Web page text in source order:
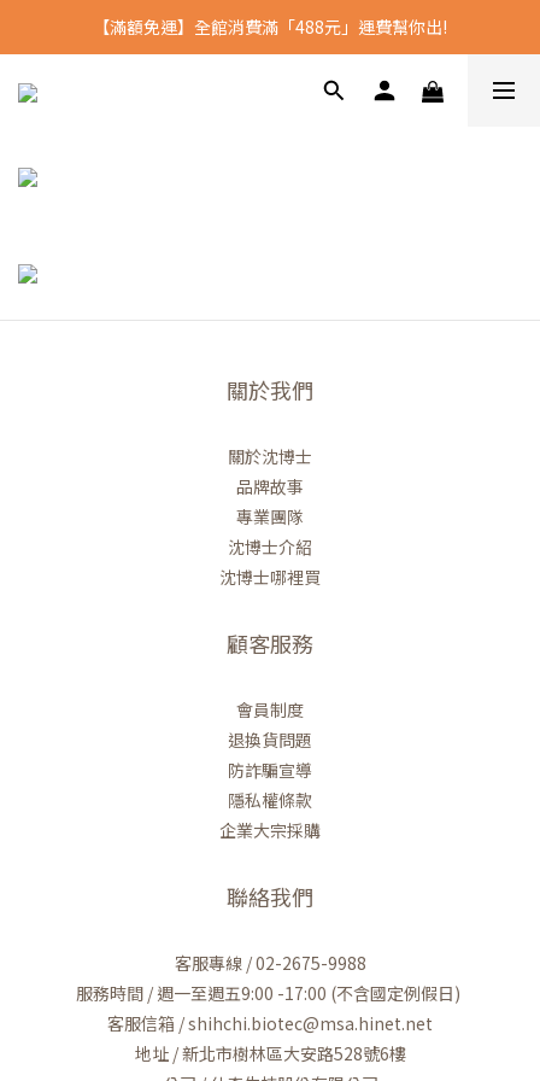
全館消費滿2500 送沈博士D3
【滿額免運】全館消費滿「488元」運費幫你出!
全館消費滿2500 送沈博士D3
關於我們
關於沈博士
品牌故事
專業團隊
沈博士介紹
沈博士哪裡買
顧客服務
會員制度
退換貨問題
防詐騙宣導
隱私權條款
企業大宗採購
聯絡我們
客服專線 / 02-2675-9988
服務時間 / 週一至週五9:00 -17:00 (不含國定例假日)
客服信箱 / shihchi.biotec@msa.hinet.net
地址 / 新北市樹林區大安路528號6樓